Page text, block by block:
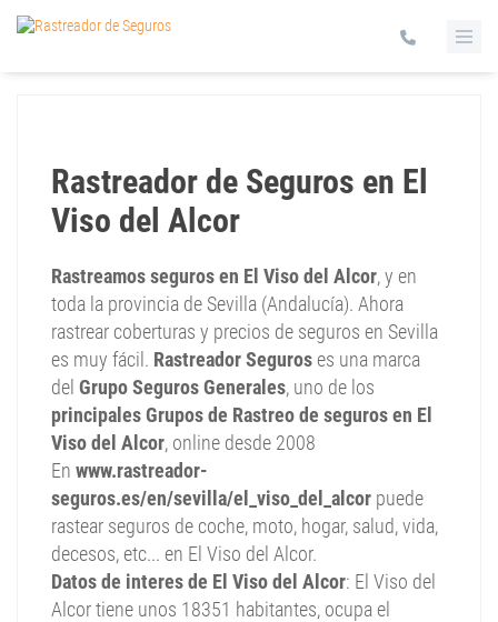
Rastreador de Seguros en El
Viso del Alcor
Rastreamos seguros en El Viso del Alcor, y en
toda la provincia de Sevilla (Andalucía). Ahora
rastrear coberturas y precios de seguros en Sevilla
es muy fácil. Rastreador Seguros es una marca
del Grupo Seguros Generales, uno de los
principales Grupos de Rastreo de seguros en El
Viso del Alcor, online desde 2008
En www.rastreador-
seguros.es/en/sevilla/el_viso_del_alcor puede
rastear seguros de coche, moto, hogar, salud, vida,
decesos, etc... en El Viso del Alcor.
Datos de interes de El Viso del Alcor: El Viso del
Alcor tiene unos 18351 habitantes, ocupa el